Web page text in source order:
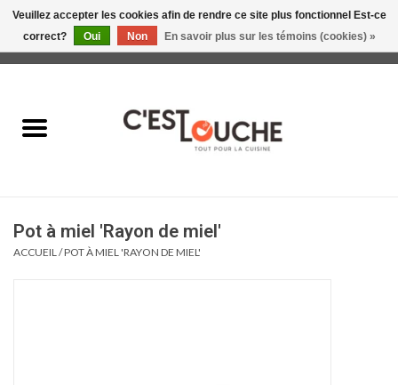
Table & Présentation
Boire
Pot à miel 'Rayon de miel'
ACCUEIL /POT À MIEL 'RAYON DE MIEL'
Veuillez accepter les cookies afin de rendre ce site plus fonctionnel Est-ce
correct?
Oui Non En savoir plus sur les témoins (cookies) »